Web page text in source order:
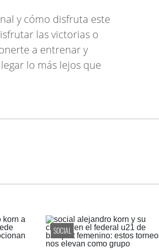
y cómo disfruta este
las victorias o
a entrenar y
lo más lejos que
SOCIAL